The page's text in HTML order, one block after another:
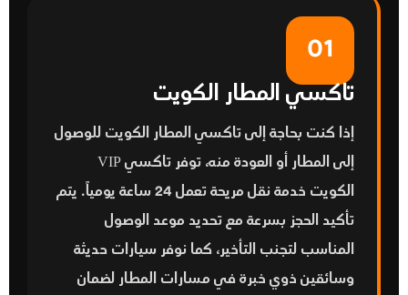
01
تاكسي المطار الكويت
إذا كنت بحاجة إلىتاكسي المطار الكويتللوصول
إلى المطار أو العودة منه، توفر تاكسي VIP
الكويت خدمة نقل مريحة تعمل 24 ساعة يومياً. يتم
تأكيد الحجز بسرعة مع تحديد موعد الوصول
المناسب لتجنب التأخير، كما نوفر سيارات حديثة
وسائقين ذوي خبرة في مسارات المطار لضمان